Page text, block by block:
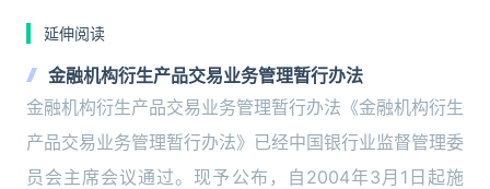
延伸阅读
金融机构衍生产品交易业务管理暂行办法
金融机构衍生产品交易业务管理暂行办法《金融机构衍生
产品交易业务管理暂行办法》已经中国银行业监督管理委
员会主席会议通过。现予公布，自2004年3月1日起施